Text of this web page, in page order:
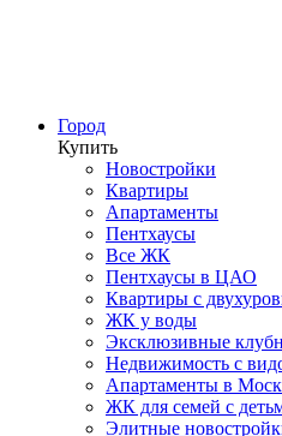
Город
Купить
Новостройки
Квартиры
Апартаменты
Пентхаусы
Все ЖК
Пентхаусы в ЦАО
Квартиры с
ЖК у воды
Эксклюзивные
Недвижимость с
Апартаменты в
ЖК для семей с
Элитные